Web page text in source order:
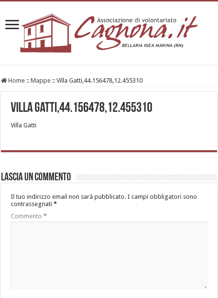
Home :: Mappe :: Villa Gatti,44.156478,12.455310
Villa Gatti,44.156478,12.455310
Villa Gatti
Lascia un commento
Il tuo indirizzo email non sarà pubblicato. I campi obbligatori sono
contrassegnati*
Commento*